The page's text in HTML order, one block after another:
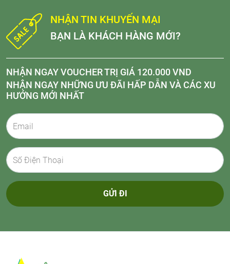
NHẬN TIN KHUYẾN MẠI
BẠN LÀ KHÁCH HÀNG MỚI?
NHẬN NGAY VOUCHER TRỊ GIÁ 120.000 VND
NHẬN NGAY NHỮNG ƯU ĐÃI HẤP DẪN VÀ CÁC XU
HƯỚNG MỚI NHẤT
GỬI ĐI